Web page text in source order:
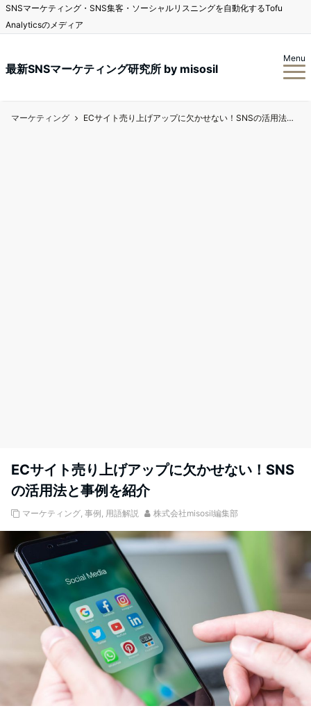
SNSマーケティング・SNS集客・ソーシャルリスニングを自動化するTofu
Analyticsのメディア
最新SNSマーケティング研究所 by misosil
Menu
マーケティング ECサイト売り上げアップに欠かせない！SNSの活用法と事例を紹介
ECサイト売り上げアップに欠かせない！SNS
の活用法と事例を紹介
マーケティング, 事例, 用語解説 株式会社misosil編集部